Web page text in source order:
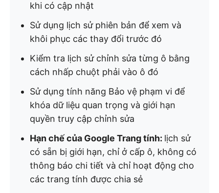
khi có cập nhật
Sử dụng lịch sử phiên bản để xem và
khôi phục các thay đổi trước đó
Kiểm tra lịch sử chỉnh sửa từng ô bằng
cách nhấp chuột phải vào ô đó
Sử dụng tính năng Bảo vệ phạm vi để
khóa dữ liệu quan trọng và giới hạn
quyền truy cập chỉnh sửa
Hạn chế của Google Trang tính: lịch sử
có sẵn bị giới hạn, chỉ ở cấp ô, không có
thông báo chi tiết và chỉ hoạt động cho
các trang tính được chia sẻ